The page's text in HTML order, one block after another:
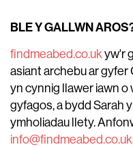
BLE Y GALLWN
findmeabed.co.ukyw'r
asiant archebu ar gyfer
yn cynnig llawer iawn o
gyfagos, a bydd Sarah
ymholiadau llety.
info@findmeabed.co.uk